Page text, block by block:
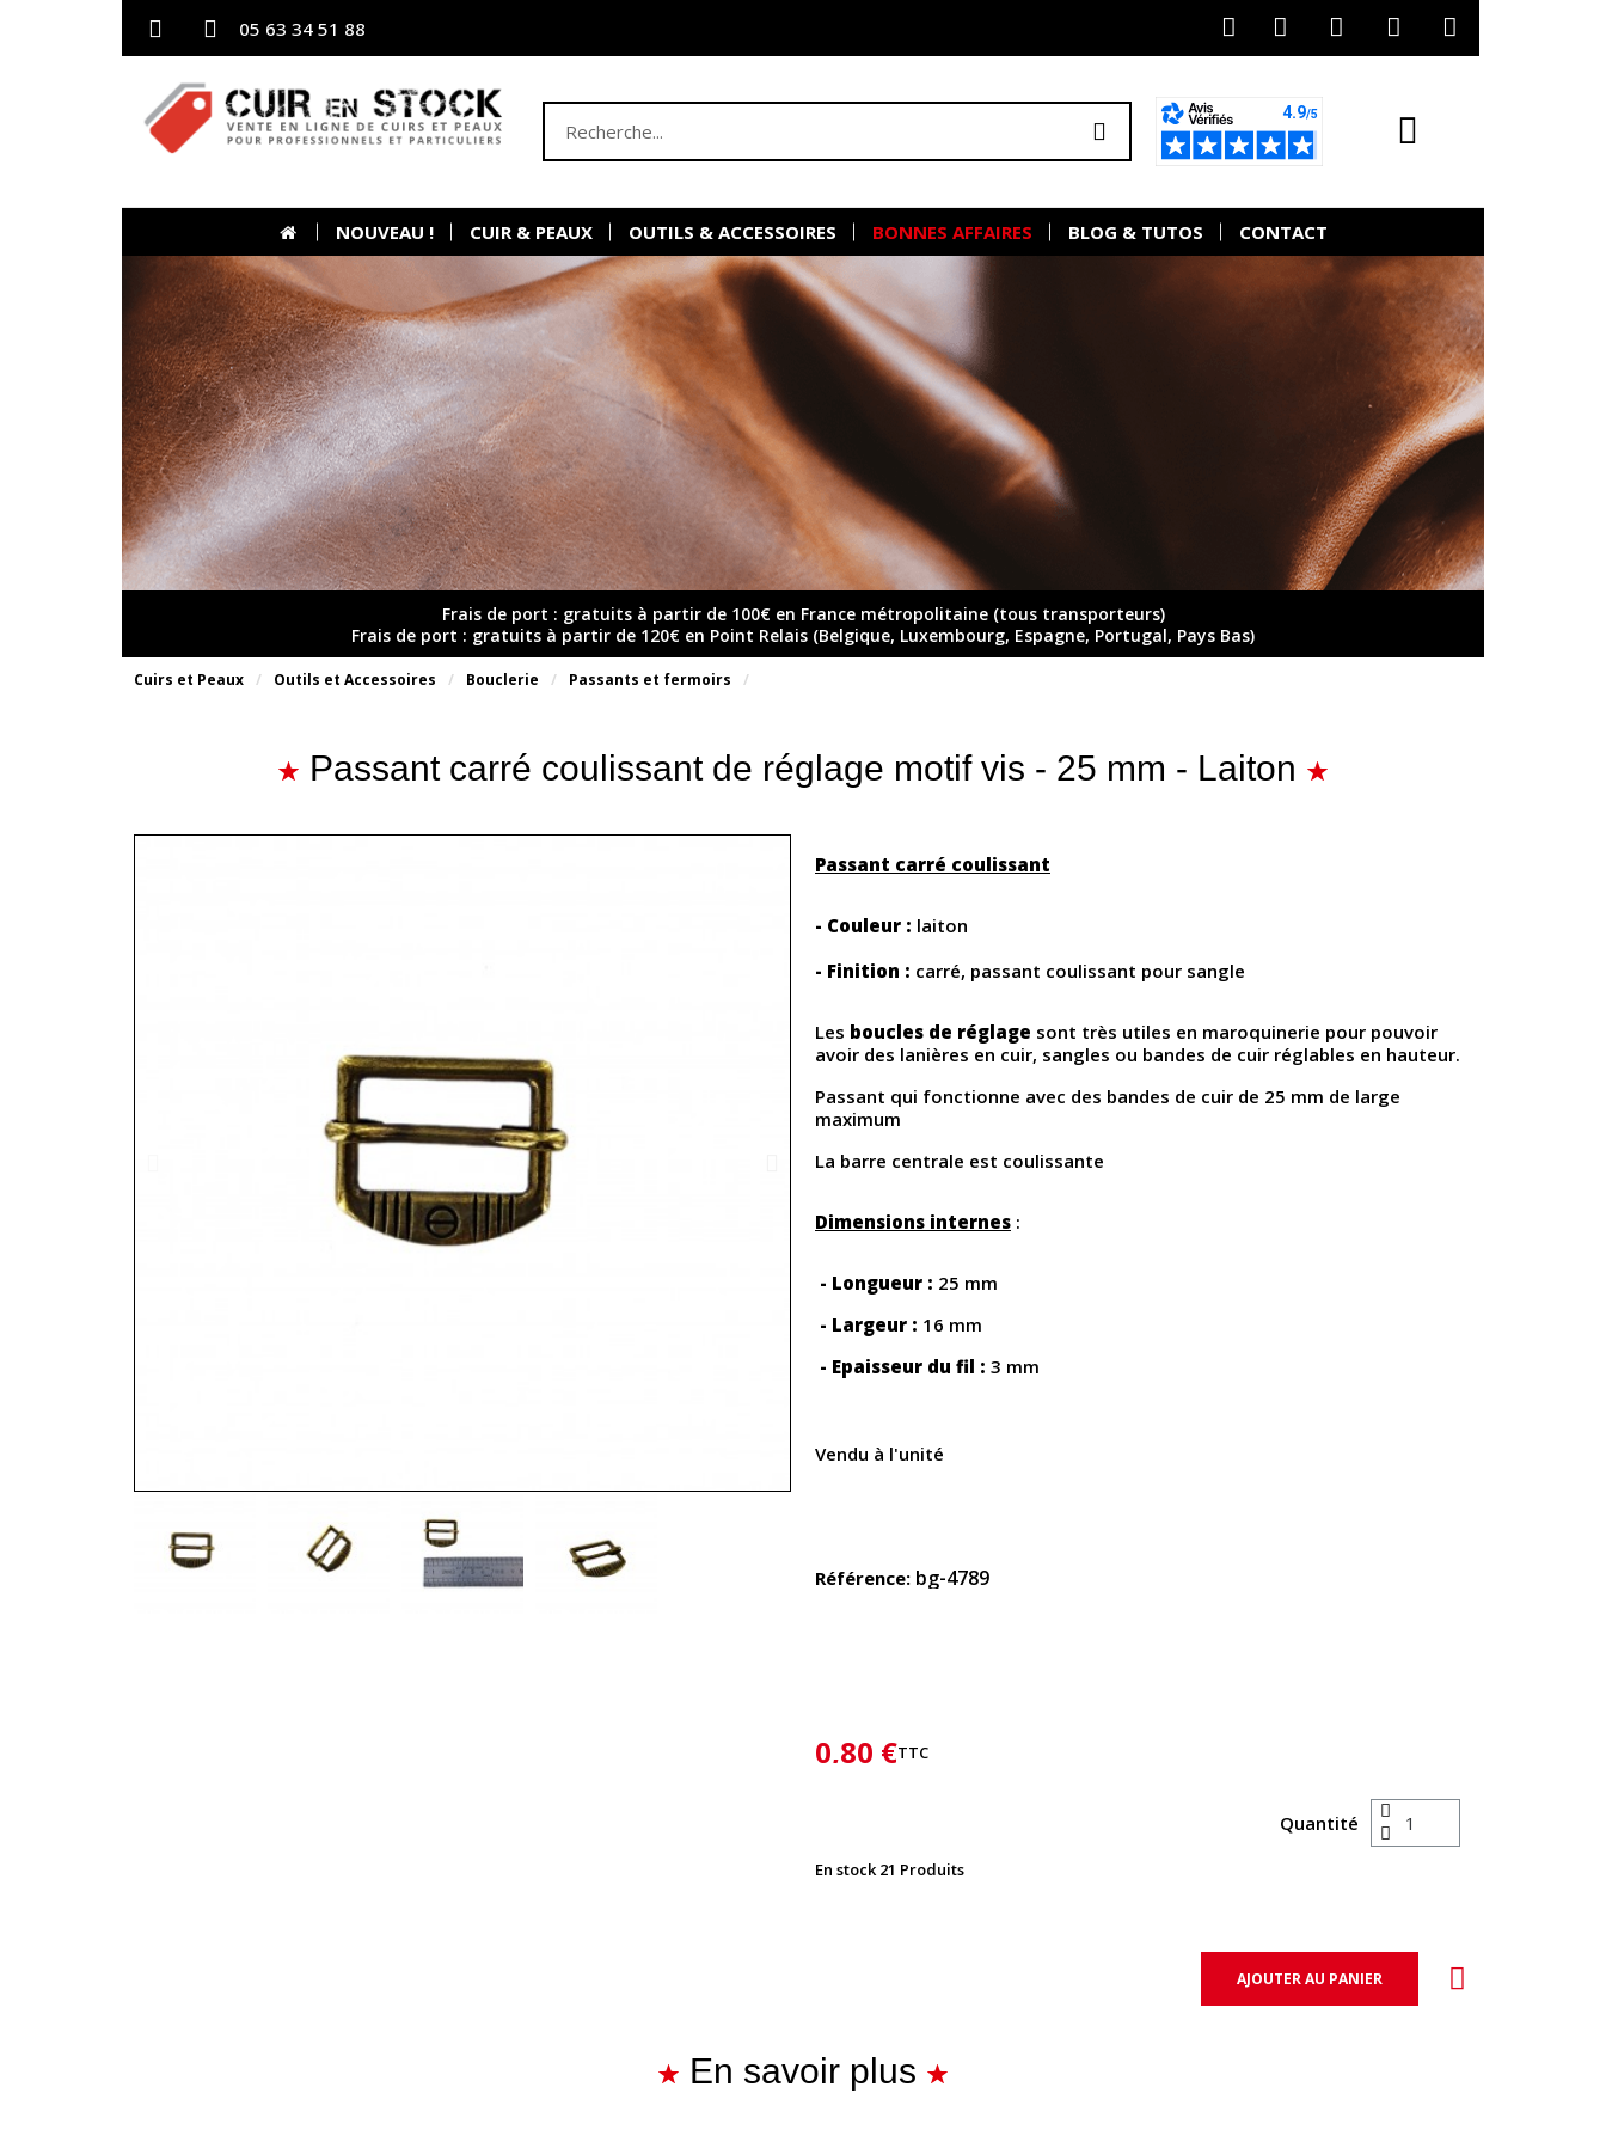
05 63 34 51 88
NOUVEAU ! CUIR & PEAUX OUTILS & ACCESSOIRES BONNES AFFAIRES BLOG & TUTOS CONTACT
Frais de port : gratuits à partir de 100€ en France métropolitaine (tous transporteurs)
Frais de port : gratuits à partir de 120€ en Point Relais (Belgique, Luxembourg, Espagne, Portugal, Pays Bas)
Cuirs et Peaux Outils et Accessoires Bouclerie Passants et fermoirs
Passant carré coulissant de réglage motif vis - 25 mm - Laiton
Passant carré coulissant
- Couleur : laiton
- Finition : carré, passant coulissant pour sangle
Les boucles de réglage sont très utiles en maroquinerie pour pouvoir
avoir des lanières en cuir, sangles ou bandes de cuir réglables en hauteur.
Passant qui fonctionne avec des bandes de cuir de 25 mm de large
maximum
La barre centrale est coulissante
Dimensions internes :
- Longueur : 25 mm
- Largeur : 16 mm
- Epaisseur du fil : 3 mm
Vendu à l'unité
Référence bg-4789
0,80 €TTC
Quantité
En stock 21 Produits
AJOUTER AU PANIER
En savoir plus